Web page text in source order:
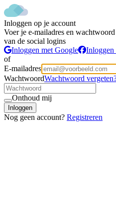
Inloggen op je account
Voer je e-mailadres en
van de social logins
Inloggen met Google
Inloggen
of
E-mailadres
WachtwoordWachtwoord
Onthoud mij
Inloggen
Nog geen account? Registreren